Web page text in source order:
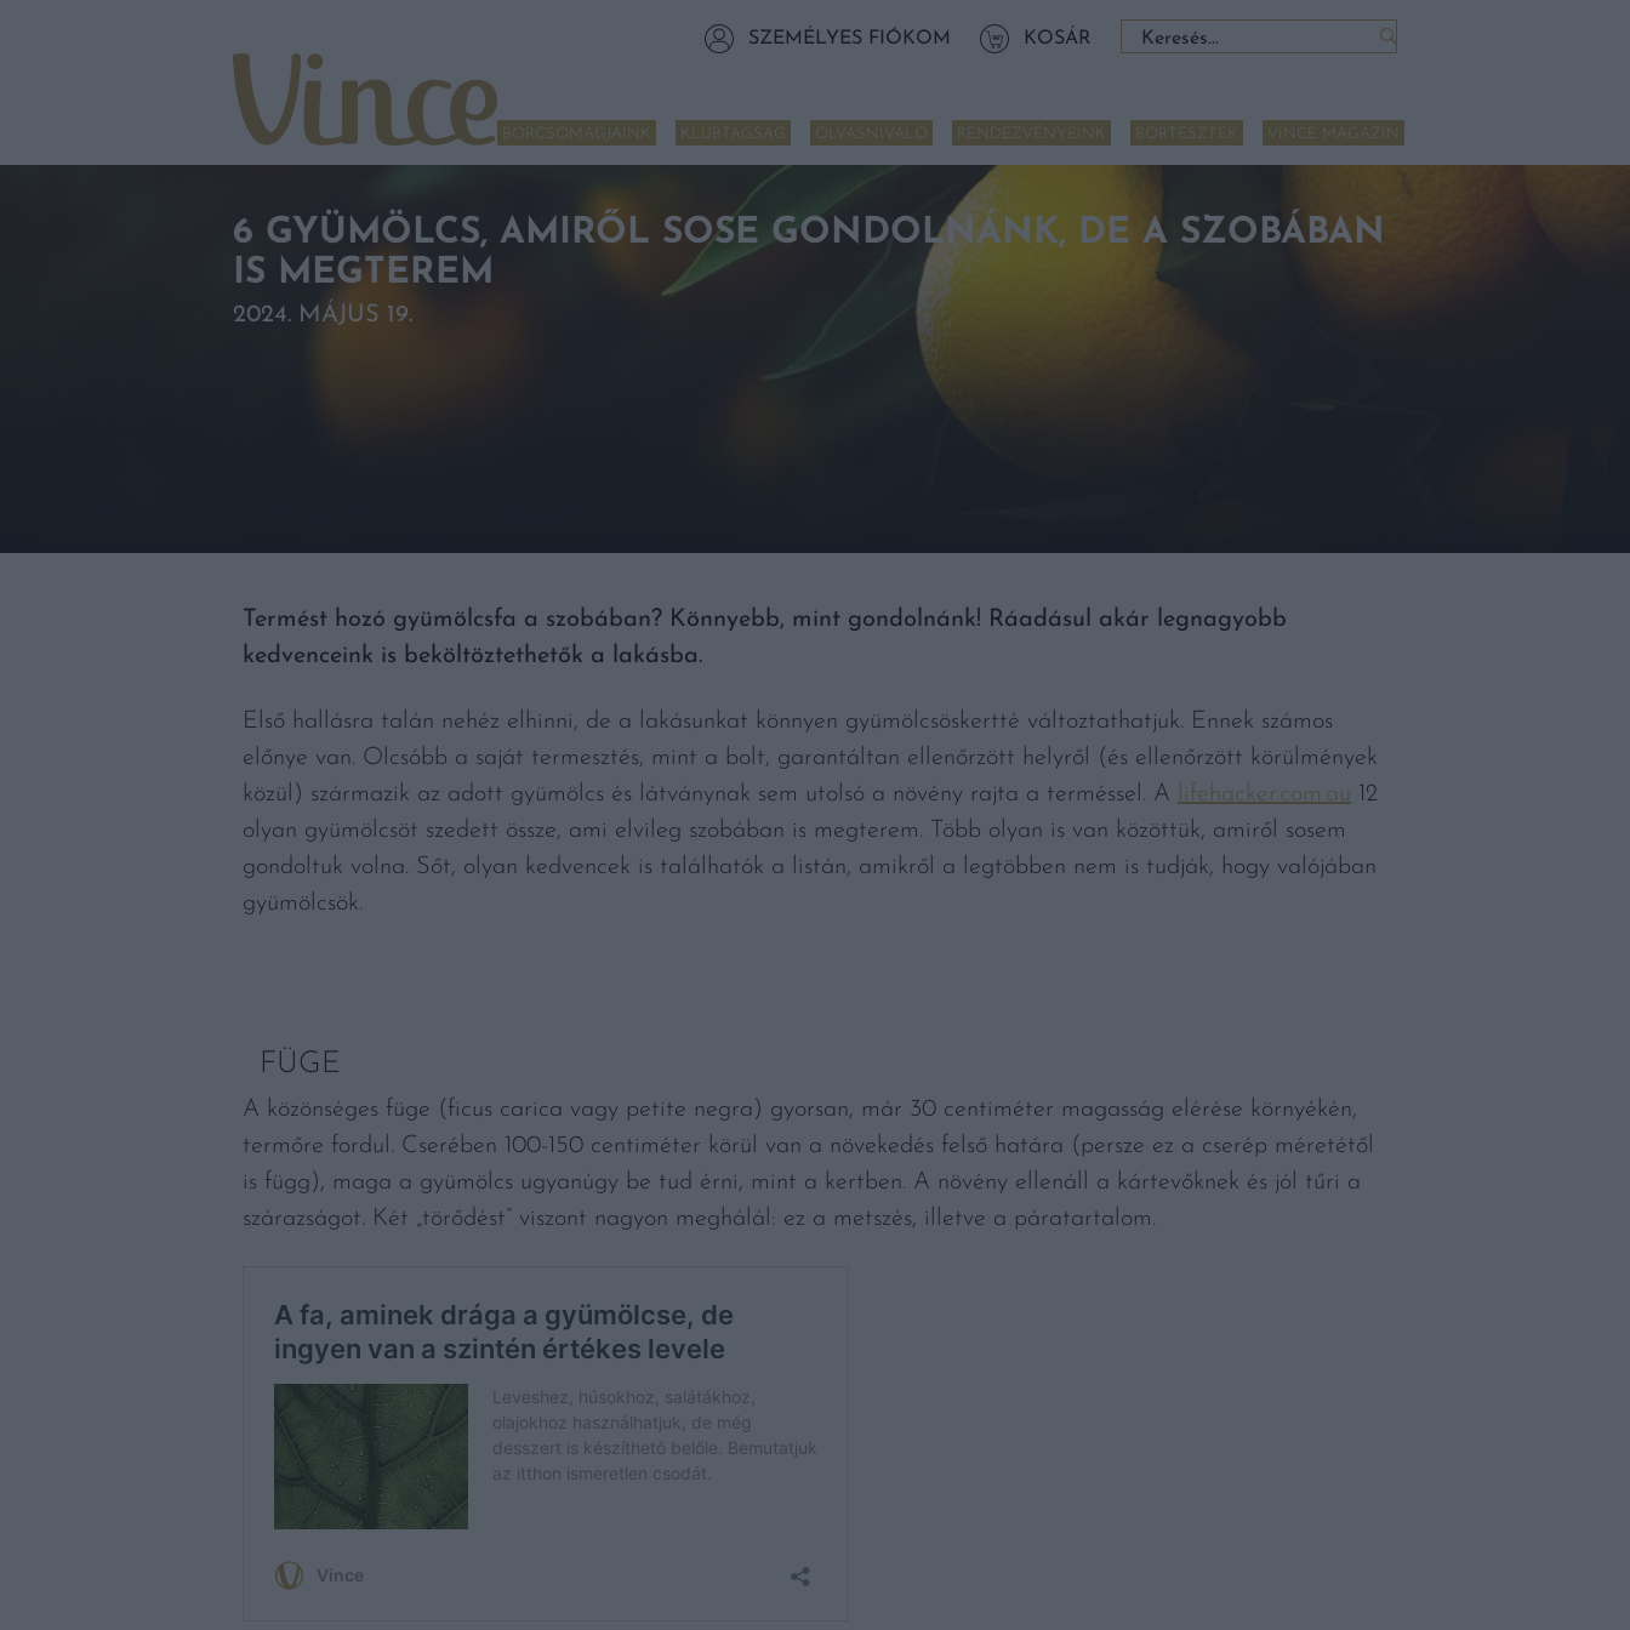
SZEMÉLYES FIÓKOM KOSÁR Keresés:
BORCSOMAGJAINK KLUBTAGSÁG OLVASNIVALÓ RENDEZVÉNYEINK BORTESZTEK VINCE MAGAZIN
6 GYÜMÖLCS, AMIRŐL SOSE GONDOLNÁNK, DE A SZOBÁBAN
IS MEGTEREM
2024. MÁJUS 19.
Termést hozó gyümölcsfa a szobában? Könnyebb, mint gondolnánk! Ráadásul akár legnagyobb
kedvenceink is beköltöztethetők a lakásba.
Első hallásra talán nehéz elhinni, de a lakásunkat könnyen gyümölcsöskertté változtathatjuk. Ennek számos
előnye van. Olcsóbb a saját termesztés, mint a bolt, garantáltan ellenőrzött helyről (és ellenőrzött körülmények
közül) származik az adott gyümölcs és látványnak sem utolsó a növény rajta a terméssel. A lifehacker.com.au 12
olyan gyümölcsöt szedett össze, ami elvileg szobában is megterem. Több olyan is van közöttük, amiről sosem
gondoltuk volna. Sőt, olyan kedvencek is találhatók a listán, amikről a legtöbben nem is tudják, hogy valójában
gyümölcsök.
FÜGE
A közönséges füge (ficus carica vagy petite negra) gyorsan, már 30 centiméter magasság elérése környékén,
termőre fordul. Cserében 100-150 centiméter körül van a növekedés felső határa (persze ez a cserép méretétől
is függ), maga a gyümölcs ugyanúgy be tud érni, mint a kertben. A növény ellenáll a kártevőknek és jól tűri a
szárazságot. Két „törődést” viszont nagyon meghálál: ez a metszés, illetve a páratartalom.